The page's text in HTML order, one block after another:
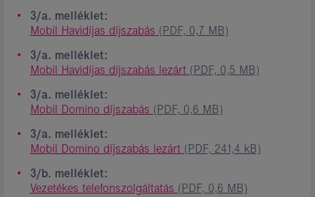
3/a. melléklet:
Mobil Havidíjas díjszabás (PDF, 0,7 MB)
3/a. melléklet:
Mobil Havidíjas díjszabás lezárt (PDF, 0,5 MB)
3/a. melléklet:
Mobil Domino díjszabás (PDF, 0,6 MB)
3/a. melléklet:
Mobil Domino díjszabás lezárt (PDF, 241,4 kB)
3/b. melléklet:
Vezetékes telefonszolgáltatás (PDF, 0,6 MB)